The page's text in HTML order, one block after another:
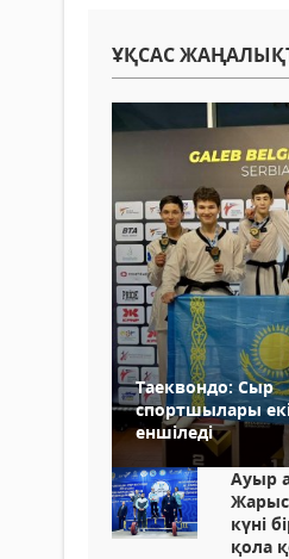
ҰҚСАС
Таеквондо: Сыр
спортшылары
еншіледі
Ауыр
күні
қола